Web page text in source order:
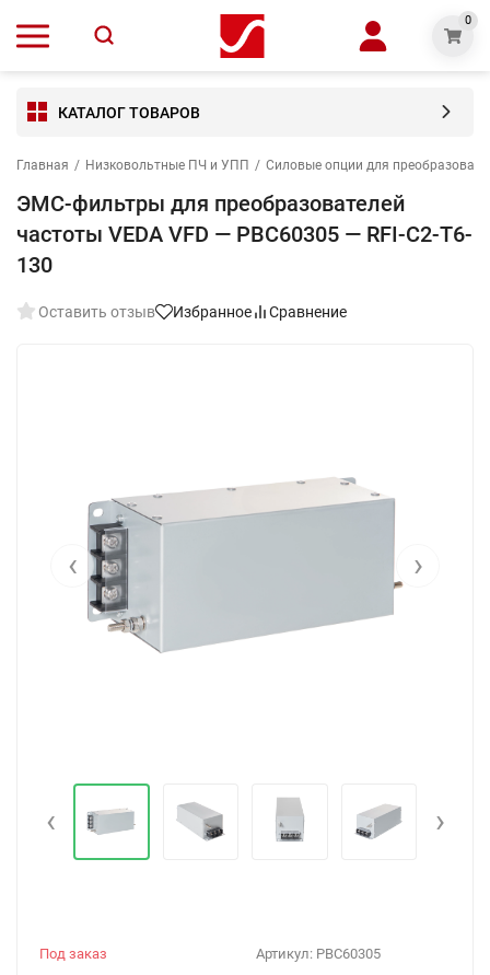
0
КАТАЛОГ ТОВАРОВ
Главная / Низковольтные ПЧ и УПП / Силовые опции для
ЭМС-фильтры для преобразователей
частоты VEDA VFD — PBC60305 — RFI-C2-T6-
130
Оставить отзыв Избранное Сравнение
‹ ›
‹ ›
Артикул: PBC60305
Под заказ